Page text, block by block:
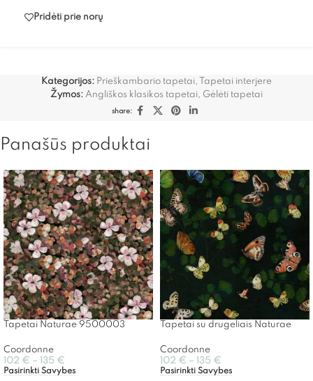
Pridėti prie norų
Kategorijos: Prieškambario tapetai,
Tapetai interjere
Žymos: Angliškos klasikos tapetai, Gėlėti tapetai
share:
Panašūs produktai
Tapetai Naturae 9500003
Coordonne
102 € – 135 €
Pasirinkti Savybes
Tapetai su drugeliais Naturae
Coordonne
102 € – 135 €
Pasirinkti Savybes